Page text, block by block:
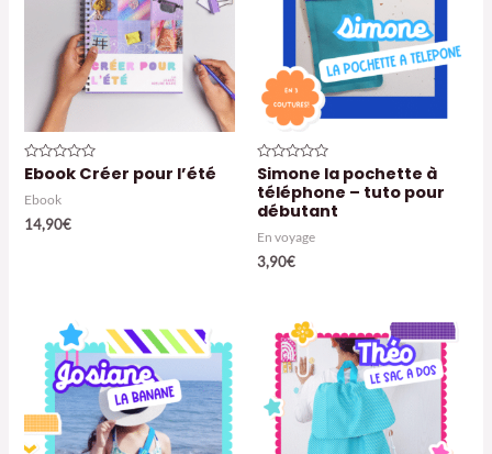
Note
0
sur
Ebook Créer pour l’été
Ebook
14,90€
Note
0
sur
5
Simone la pochette à
téléphone – tuto pour
débutant
En voyage
3,90€